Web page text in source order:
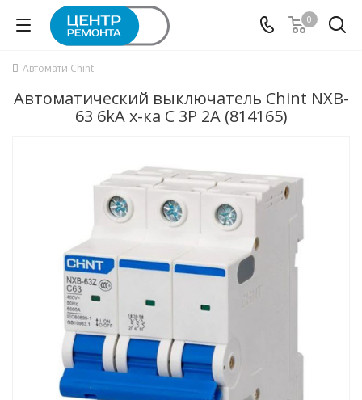
0
Автомати Chint
Автоматический выключатель Chint NXB-
63 6kA х-ка C 3P 2А (814165)